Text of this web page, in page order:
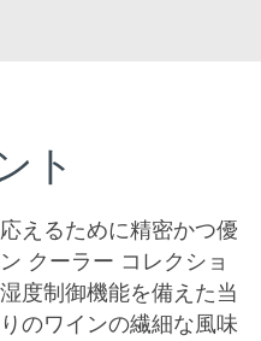
ト
えるために精密かつ優
クーラー コレクショ
度制御機能を備えた当
のワインの繊細な風味